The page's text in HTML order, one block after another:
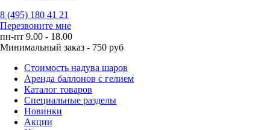
8 (495) 180 41 21
Перезвоните мне
пн-пт 9.00 - 18.00
Минимальный заказ - 750 руб
Стоимость надува шаров
Аренда баллонов с гелием
Каталог товаров
Специальные разделы
Новинки
Акции